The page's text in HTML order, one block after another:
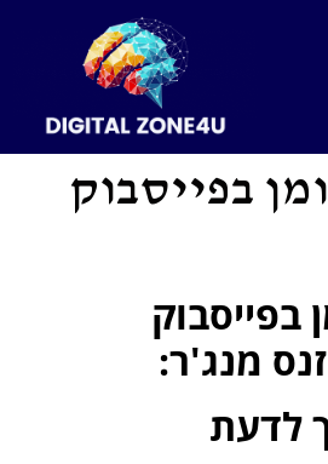
בפייסבוק
בפייסבוק
מנג'ר:
לדעת